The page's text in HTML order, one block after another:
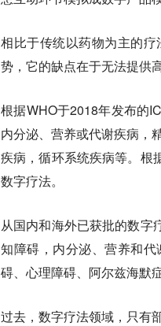
相比于传统以药物为主的
势，它的缺点在于无法提供
根据WHO于2018年发布的
内分泌、营养或代谢疾病，
疾病，循环系统疾病等。根
数字疗法。
从国内和海外已获批的数字
知障碍，内分泌、营养和
碍、心理障碍、阿尔兹海默
过去，数字疗法领域，只有